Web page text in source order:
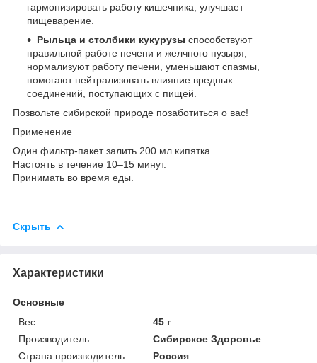
гармонизировать работу кишечника, улучшает
пищеварение.
Рыльца и столбики кукурузы способствуют
правильной работе печени и желчного пузыря,
нормализуют работу печени, уменьшают спазмы,
помогают нейтрализовать влияние вредных
соединений, поступающих с пищей.
Позвольте сибирской природе позаботиться о вас!
Применение
Один фильтр-пакет залить 200 мл кипятка.
Настоять в течение 10–15 минут.
Принимать во время еды.
Скрыть
Характеристики
Основные
Вес
45 г
Производитель
Сибирское Здоровье
Страна производитель
Россия